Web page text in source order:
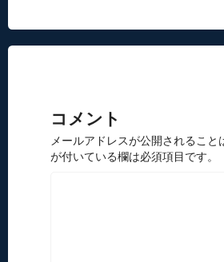
コメント
メールアドレスが公開されること
が付いている欄は必須項目です。